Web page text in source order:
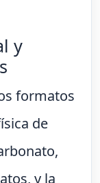
y
formatos
de
y la